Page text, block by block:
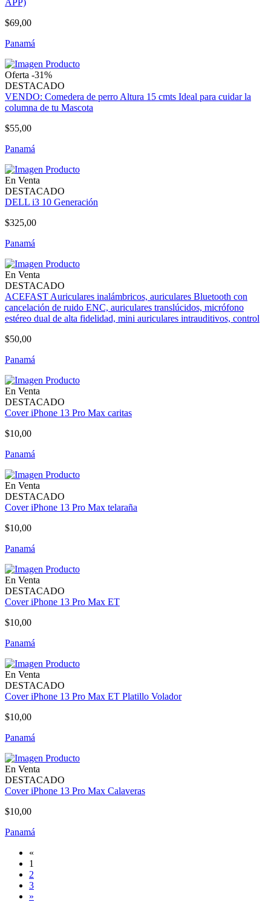
$69,00
Panamá
Oferta -31%
DESTACADO
VENDO: Comedera de perro Altura 15 cmts Ideal para cuidar la
columna de tu Mascota
$55,00
Panamá
En Venta
DESTACADO
DELL i3 10 Generación
$325,00
Panamá
En Venta
DESTACADO
ACEFAST Auriculares inalámbricos, auriculares Bluetooth con
cancelación de ruido ENC, auriculares translúcidos, micrófono
estéreo dual de alta fidelidad, mini auriculares intrauditivos, control
$50,00
Panamá
En Venta
DESTACADO
Cover iPhone 13 Pro Max caritas
$10,00
Panamá
En Venta
DESTACADO
Cover iPhone 13 Pro Max telaraña
$10,00
Panamá
En Venta
DESTACADO
Cover iPhone 13 Pro Max ET
$10,00
Panamá
En Venta
DESTACADO
Cover iPhone 13 Pro Max ET Platillo Volador
$10,00
Panamá
En Venta
DESTACADO
Cover iPhone 13 Pro Max Calaveras
$10,00
Panamá
«
1
2
3
»